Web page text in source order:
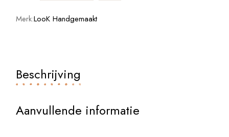
Merk:LooK Handgemaakt
Beschrijving
Aanvullende informatie